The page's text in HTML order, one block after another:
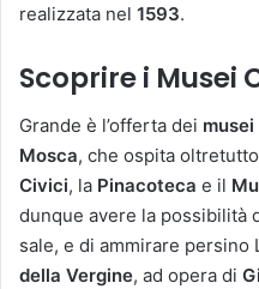
realizzata nel 1593.
Scoprire i Musei
Grande è l’offerta dei
Mosca, che ospita
Civici, la Pinacoteca e il
dunque avere la possibilità
sale, e di ammirare persino
della Vergine, ad opera di